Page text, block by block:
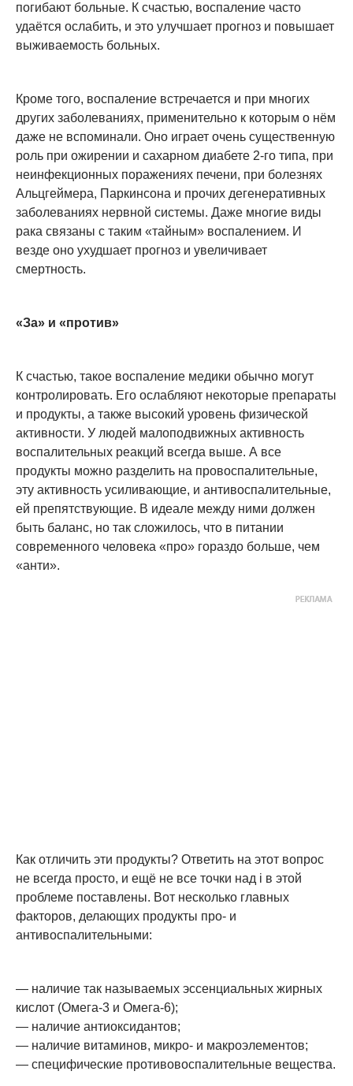
погибают больные. К счастью, воспаление часто
удаётся ослабить, и это улучшает прогноз и повышает
выживаемость больных.
Кроме того, воспаление встречается и при многих
других заболеваниях, применительно к которым о нём
даже не вспоминали. Оно играет очень существенную
роль при ожирении и сахарном диабете 2-го типа, при
неинфекционных поражениях печени, при болезнях
Альцгеймера, Паркинсона и прочих дегенеративных
заболеваниях нервной системы. Даже многие виды
рака связаны с таким «тайным» воспалением. И
везде оно ухудшает прогноз и увеличивает
смертность.
«За» и «против»
К счастью, такое воспаление медики обычно могут
контролировать. Его ослабляют некоторые препараты
и продукты, а также высокий уровень физической
активности. У людей малоподвижных активность
воспалительных реакций всегда выше. А все
продукты можно разделить на провоспалительные,
эту активность усиливающие, и антивоспалительные,
ей препятствующие. В идеале между ними должен
быть баланс, но так сложилось, что в питании
современного человека «про» гораздо больше, чем
«анти».
Как отличить эти продукты? Ответить на этот вопрос
не всегда просто, и ещё не все точки над i в этой
проблеме поставлены. Вот несколько главных
факторов, делающих продукты про- и
антивоспалительными:
— наличие так называемых эссенциальных жирных
кислот (Омега-3 и Омега-6);
— наличие антиоксидантов;
— наличие витаминов, микро- и макроэлементов;
— специфические противовоспалительные вещества.